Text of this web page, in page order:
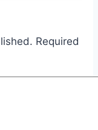
Required